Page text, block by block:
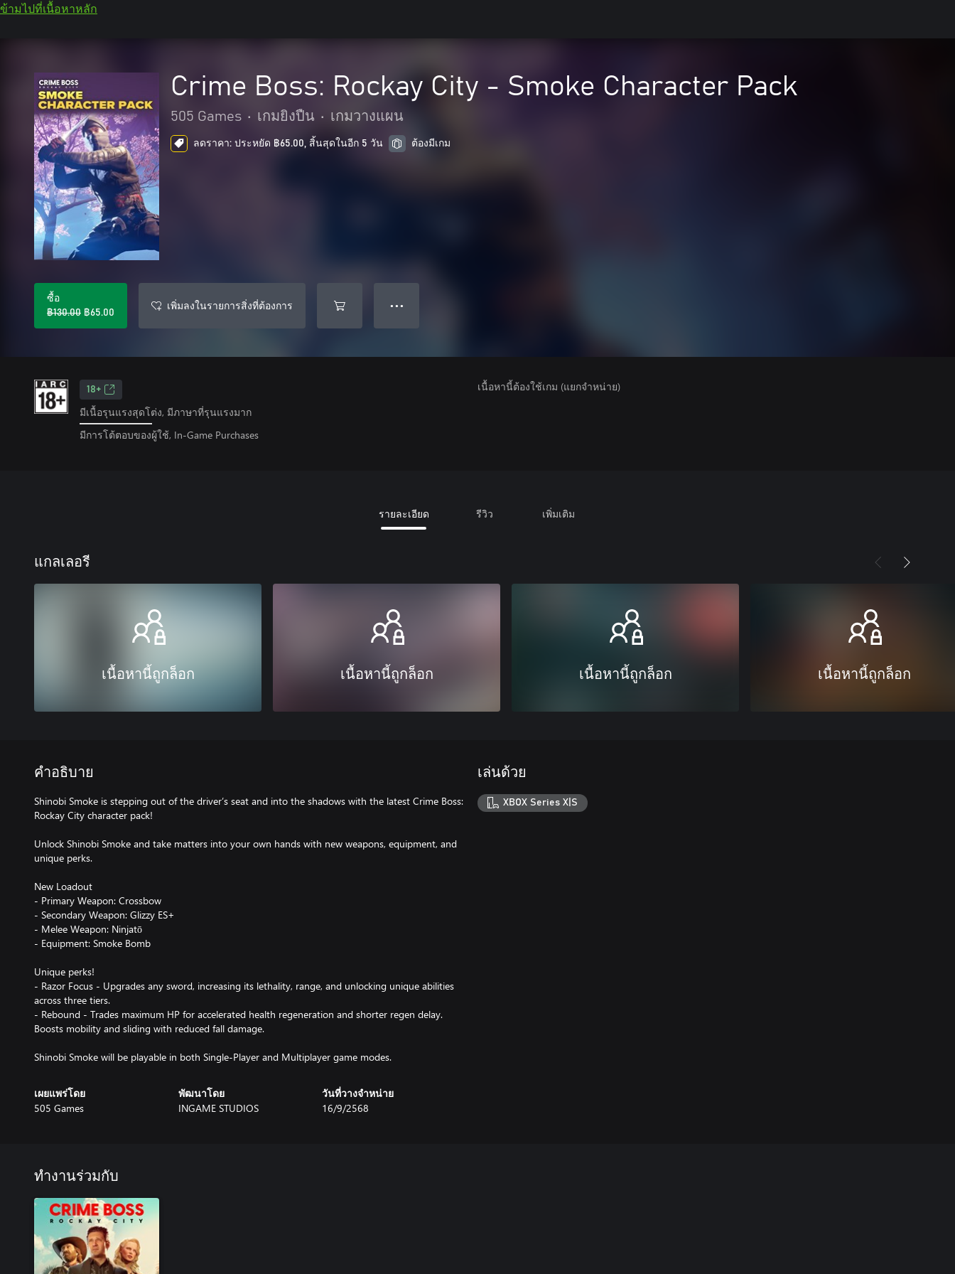
ข้ามไปที่เนื้อหาหลัก
Crime Boss: Rockay City - Smoke Character Pack
505 Games • เกมยิงปืน • เกมวางแผน
ลดราคา: ประหยัด ฿65.00, สิ้นสุดในอีก 5 วัน ต้องมีเกม
ซื้อ
฿130.00 ฿65.00
เพิ่มลงในรายการสิ่งที่ต้องการ ● ● ●
18+
มีเนื้อรุนแรงสุดโต่ง, มีภาษาที่รุนแรงมาก
มีการโต้ตอบของผู้ใช้, In-Game Purchases
เนื้อหานี้ต้องใช้เกม (แยกจำหน่าย)
รายละเอียด รีวิว เพิ่มเติม
แกลเลอรี
เนื้อหานี้ถูกล็อก เนื้อหานี้ถูกล็อก เนื้อหานี้ถูกล็อก เนื้อหานี้ถูกล็อก
คำอธิบาย
Shinobi Smoke is stepping out of the driver’s seat and into the shadows with the latest Crime Boss:
Rockay City character pack!
Unlock Shinobi Smoke and take matters into your own hands with new weapons, equipment, and
unique perks.
New Loadout
- Primary Weapon: Crossbow
- Secondary Weapon: Glizzy ES+
- Melee Weapon: Ninjatō
- Equipment: Smoke Bomb
Unique perks!
- Razor Focus - Upgrades any sword, increasing its lethality, range, and unlocking unique abilities
across three tiers.
- Rebound - Trades maximum HP for accelerated health regeneration and shorter regen delay.
Boosts mobility and sliding with reduced fall damage.
Shinobi Smoke will be playable in both Single-Player and Multiplayer game modes.
เผยแพร่โดย
505 Games
พัฒนาโดย
INGAME STUDIOS
วันที่วางจำหน่าย
16/9/2568
เล่นด้วย
XBOX Series X|S
ทำงานร่วมกับ